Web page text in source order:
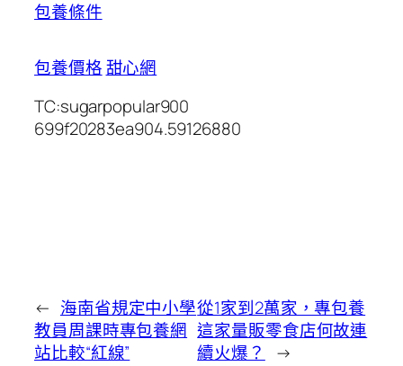
包養條件
包養價格甜心網
TC:sugarpopular900
699f20283ea904.59126880
← 海南省規定中小學
教員周課時專包養網
站比較“紅線”
從1家到2萬家，專包養
這家量販零食店何故連
續火爆？
→